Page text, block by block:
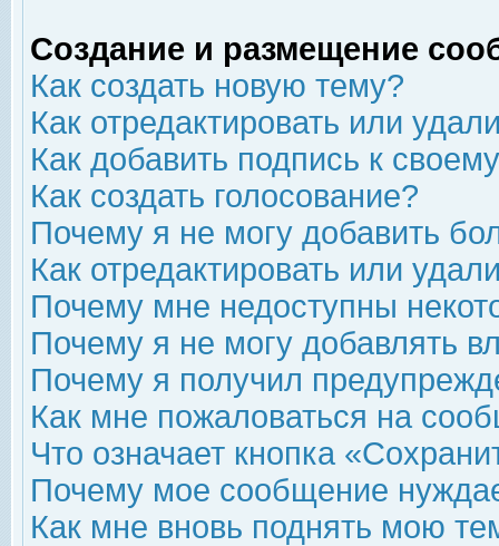
Создание и размещение
Как создать новую тему?
Как отредактировать или
Как добавить подпись к
Как создать голосование?
Почему я не могу добавить
Как отредактировать или
Почему мне недоступны
Почему я не могу добавлять
Почему я получил
Как мне пожаловаться на
Что означает кнопка
Почему мое сообщение
Как мне вновь поднять мою